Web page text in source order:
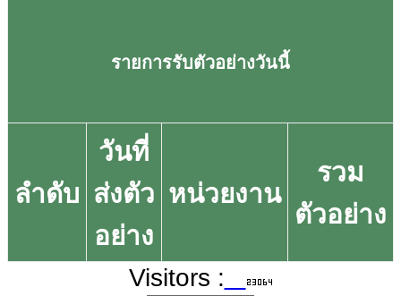
รายการรับตัวอย่างวันนี้
ลำดับ
วันที่
ส่งตัว
อย่าง
หน่วยงาน
รวม
ตัวอย่าง
Visitors :